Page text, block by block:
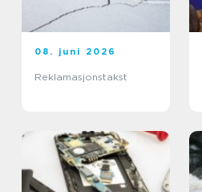
08. juni 2026
Reklamasjonstakst